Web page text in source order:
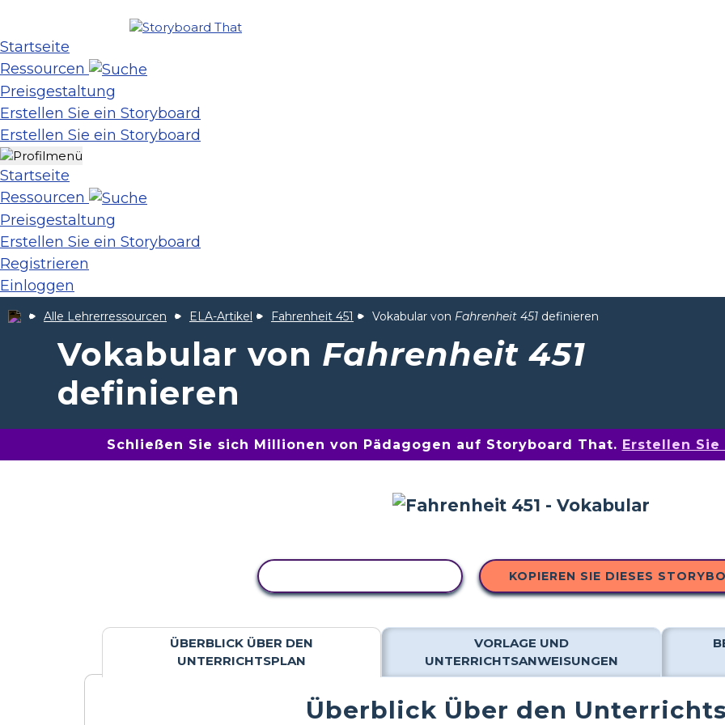
Startseite
Ressourcen
Preisgestaltung
Erstellen Sie ein Storyboard
Erstellen Sie ein Storyboard
Startseite
Ressourcen
Preisgestaltung
Erstellen Sie ein Storyboard
Registrieren
Einloggen
Alle Lehrerressourcen ELA-Artikel Fahrenheit 451 Vokabular von Fahrenheit 451 definieren
Vokabular von Fahrenheit 451
definieren
Schließen Sie sich Millionen von Pädagogen auf Storyboard That. Erstellen
KOPIEREN SIE DIESES
ÜBERBLICK ÜBER DEN
UNTERRICHTSPLAN
VORLAGE UND
UNTERRICHTSANWEISUNGEN
Überblick Über den